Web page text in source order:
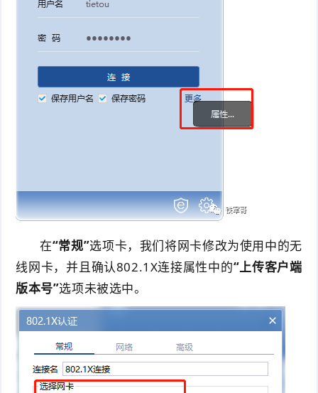
在“常规”选项卡，我们将网卡修改为使用中的无
线网卡，并且确认802.1X连接属性中的“上传客户端
版本号”选项未被选中。